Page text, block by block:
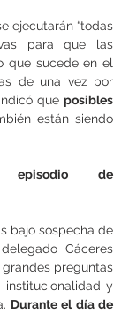
ejecutarán “todas
para que las
que sucede en el
de una vez por
que posibles
están siendo
episodio de
bajo sospecha de
Cáceres
preguntas
y
Durante el día de